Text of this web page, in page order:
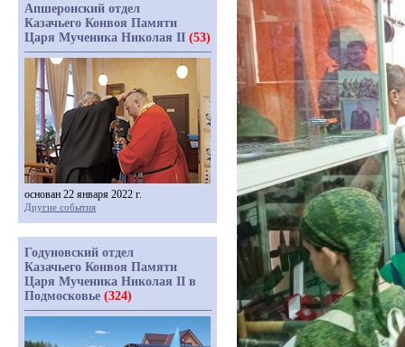
Апшеронский отдел
Казачьего Конвоя Памяти
Царя Мученика Николая II (53)
основан 22 января 2022 г.
Другие события
Годуновский отдел
Казачьего Конвоя Памяти
Царя Мученика Николая II в
Подмосковье (324)